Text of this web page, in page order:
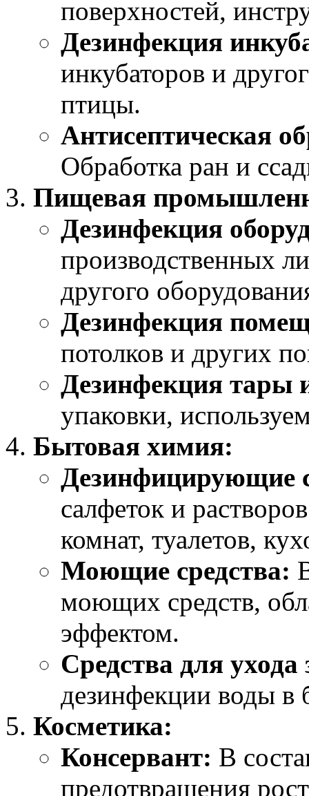
поверхностей,
Дезинфекция
инкубаторов и
птицы.
Антисептическая
Обработка ран и
Пищевая
Дезинфекция
производственных
другого
Дезинфекция
потолков и других
Дезинфекция тары
упаковки,
Бытовая химия:
Дезинфицирующие
салфеток и
комнат, туалетов,
Моющие средства:
моющих средств,
эффектом.
Средства для ухода
дезинфекции воды в
Косметика:
Консервант: В
предотвращения